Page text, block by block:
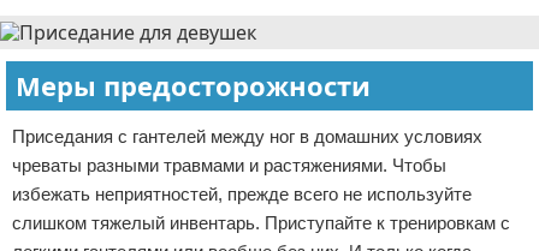
Меры предосторожности
Приседания с гантелей между ног в домашних условиях
чреваты разными травмами и растяжениями. Чтобы
избежать неприятностей, прежде всего не используйте
слишком тяжелый инвентарь. Приступайте к тренировкам с